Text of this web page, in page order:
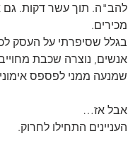
להב"ה. תוך עשר דקות. גם
מכירים.
בגלל שסיפרתי על העסק
אנשים, נוצרה שכבת
שמנעה ממני לפספס
אבל אז…
העניינים התחילו לחרוק.